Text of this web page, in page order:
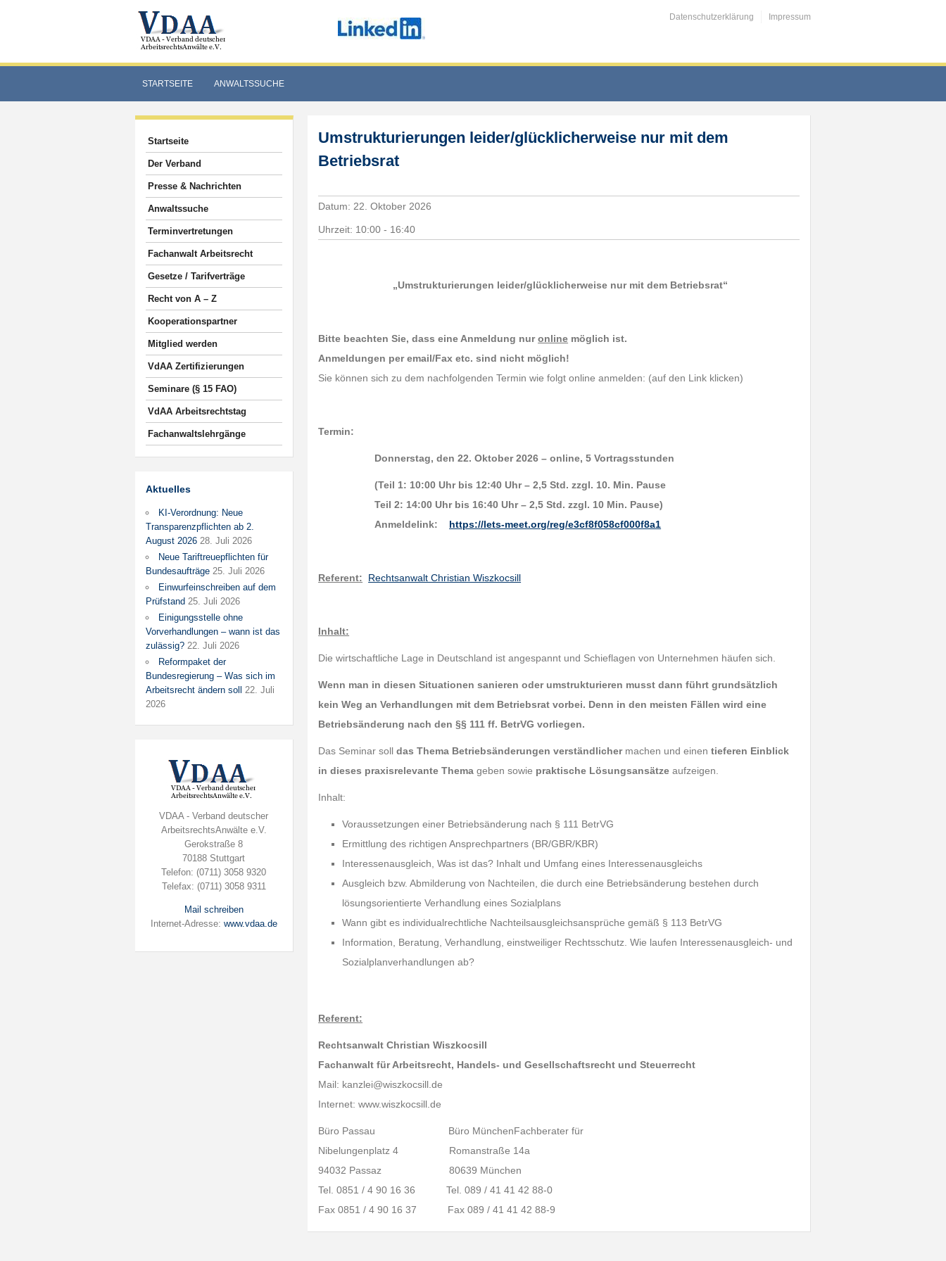
Datenschutzerklärung Impressum
STARTSEITE ANWALTSSUCHE
Startseite
Der Verband
Presse & Nachrichten
Anwaltssuche
Terminvertretungen
Fachanwalt Arbeitsrecht
Gesetze / Tarifverträge
Recht von A – Z
Kooperationspartner
Mitglied werden
VdAA Zertifizierungen
Seminare (§ 15 FAO)
VdAA Arbeitsrechtstag
Fachanwaltslehrgänge
Aktuelles
KI-Verordnung: Neue
Transparenzpflichten ab 2.
August 2026 28. Juli 2026
Neue Tariftreuepflichten für
Bundesaufträge 25. Juli 2026
Einwurfeinschreiben auf dem
Prüfstand 25. Juli 2026
Einigungsstelle ohne
Vorverhandlungen – wann ist das
zulässig? 22. Juli 2026
Reformpaket der
Bundesregierung – Was sich im
Arbeitsrecht ändern soll
22. Juli
2026
VDAA - Verband deutscher
ArbeitsrechtsAnwälte e.V.
Gerokstraße 8
70188 Stuttgart
Telefon: (0711) 3058 9320
Telefax: (0711) 3058 9311
Mail schreiben
Internet-Adresse: www.vdaa.de
Umstrukturierungen leider/glücklicherweise nur mit dem
Betriebsrat
Datum: 22. Oktober 2026
Uhrzeit: 10:00 - 16:40
„Umstrukturierungen leider/glücklicherweise nur mit dem Betriebsrat“
Bitte beachten Sie, dass eine Anmeldung nuronline möglich ist.
Anmeldungen per email/Fax etc. sind nicht möglich!
Sie können sich zu dem nachfolgenden Termin wie folgt online anmelden: (auf den Link klicken)
Termin:
Donnerstag, den 22. Oktober 2026 – online, 5 Vortragsstunden
(Teil 1: 10:00 Uhr bis 12:40 Uhr – 2,5 Std. zzgl. 10. Min. Pause
Teil 2: 14:00 Uhr bis 16:40 Uhr – 2,5 Std. zzgl. 10 Min. Pause)
Anmeldelink:
https://lets-meet.org/reg/e3cf8f058cf000f8a1
Referent: Rechtsanwalt Christian Wiszkocsill
Inhalt:
Die wirtschaftliche Lage in Deutschland ist angespannt und Schieflagen von Unternehmen häufen sich.
Wenn man in diesen Situationen sanieren oder umstrukturieren musst dann führt grundsätzlich
kein Weg an Verhandlungen mit dem Betriebsrat vorbei. Denn in den meisten Fällen wird eine
Betriebsänderung nach den §§ 111 ff. BetrVG vorliegen.
Das Seminar solldas Thema Betriebsänderungen verständlichermachen und einentieferen Einblick
in dieses praxisrelevante Thema geben sowie praktische Lösungsansätze aufzeigen.
Inhalt:
Voraussetzungen einer Betriebsänderung nach § 111 BetrVG
Ermittlung des richtigen Ansprechpartners (BR/GBR/KBR)
Interessenausgleich, Was ist das? Inhalt und Umfang eines Interessenausgleichs
Ausgleich bzw. Abmilderung von Nachteilen, die durch eine Betriebsänderung bestehen durch
lösungsorientierte Verhandlung eines Sozialplans
Wann gibt es individualrechtliche Nachteilsausgleichsansprüche gemäß § 113 BetrVG
Information, Beratung, Verhandlung, einstweiliger Rechtsschutz. Wie laufen Interessenausgleich- und
Sozialplanverhandlungen ab?
Referent:
Rechtsanwalt Christian Wiszkocsill
Fachanwalt für Arbeitsrecht, Handels- und Gesellschaftsrecht und Steuerrecht
Mail: kanzlei@wiszkocsill.de
Internet: www.wiszkocsill.de
Büro Passau Büro MünchenFachberater für
Nibelungenplatz 4 Romanstraße 14a
94032 Passaz 80639 München
Tel. 0851 / 4 90 16 36 Tel. 089 / 41 41 42 88-0
Fax 0851 / 4 90 16 37 Fax 089 / 41 41 42 88-9